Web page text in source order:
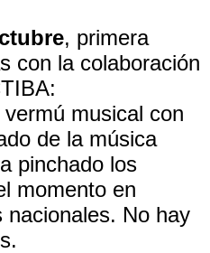
, primera
con la colaboración
musical con
de la música
pinchado los
momento en
nacionales. No hay